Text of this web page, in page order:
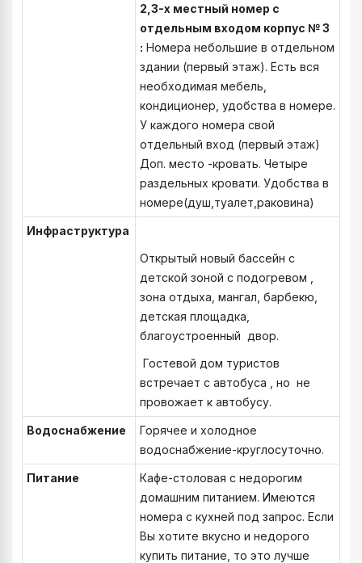
2,3-х местный номер с
отдельным входом корпус № 3
: Номера небольшие в отдельном
здании (первый этаж). Есть вся
необходимая мебель,
кондиционер, удобства в номере.
У каждого номера свой
отдельный вход (первый этаж)
Доп. место -кровать. Четыре
раздельных кровати. Удобства в
номере(душ,туалет,раковина)
Инфраструктура
Открытый новый бассейн с
детской зоной с подогревом ,
зона отдыха, мангал, барбекю,
детская площадка,
благоустроенный двор.
Гостевой дом туристов
встречает с автобуса , но не
провожает к автобусу.
Водоснабжение
Горячее и холодное
водоснабжение-круглосуточно.
Питание
Кафе-столовая с недорогим
домашним питанием. Имеются
номера с кухней под запрос. Если
Вы хотите вкусно и недорого
купить питание, то это лучше